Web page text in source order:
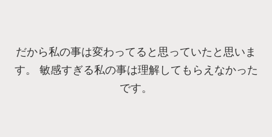
だから私の事は変わってると思っていたと思いま
す。 敏感すぎる私の事は理解してもらえなかった
です。